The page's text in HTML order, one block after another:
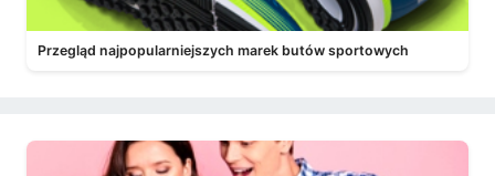
Przegląd najpopularniejszych marek butów sportowych